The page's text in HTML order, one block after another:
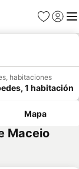
Favoritos
Iniciar
habitaciones
1 habitación
Mapa
Maceio